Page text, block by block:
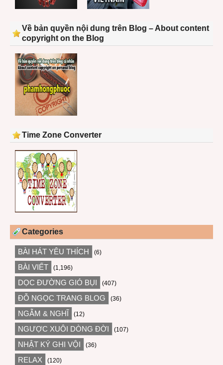
Về bản quyền nội dung trên Blog – About content
copyright on the Blog
Time Zone Converter
Categories
BÀI HÁT YÊU THÍCH (6)
BÀI VIẾT (1,196)
DỌC ĐƯỜNG GIÓ BỤI (407)
ĐỖ NGỌC TRANG BLOG (36)
NGẪM & NGHĨ (12)
NGƯỢC XUÔI DÒNG ĐỜI (107)
NHẬT KÝ GHI VỘI (36)
RELAX (120)